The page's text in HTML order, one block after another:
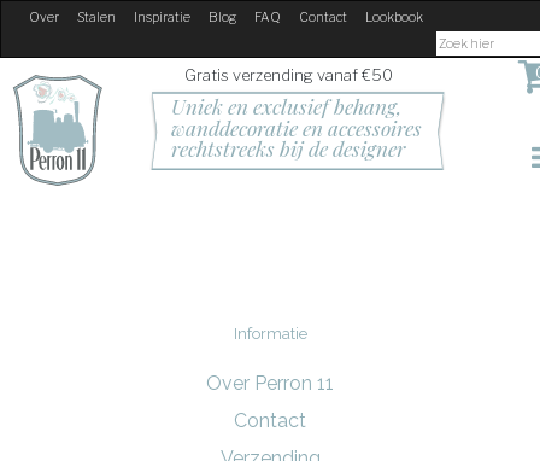
Over Stalen Inspiratie Blog FAQ Contact Lookbook
Gratis verzending vanaf €50
Uniek en exclusief behang,
wanddecoratie en accessoires
rechtstreeks bij de designer
Informatie
Over Perron 11
Contact